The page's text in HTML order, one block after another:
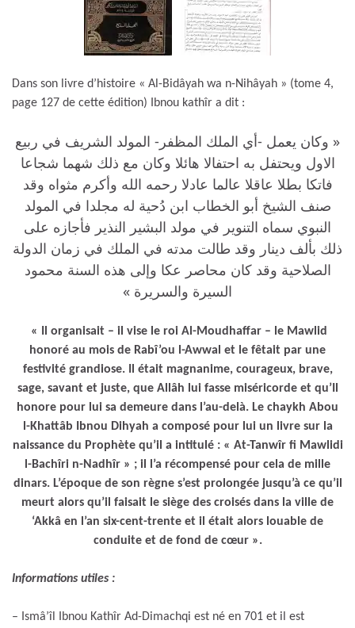
Dans son livre d’histoire « Al-Bidâyah wa n-Nihâyah » (tome 4,
page 127 de cette édition) Ibnou kathîr a dit :
« وكان يعمل -أي الملك المظفر- المولد الشريف في ربيع
الاول ويحتفل به احتفالا هائلا وكان مع ذلك شهما شجاعا
فاتكا بطلا عاقلا عالما عادلا رحمه الله وأكرم مثواه وقد
صنف الشيخ أبو الخطاب ابن دُحية له مجلدا في المولد
النبوي سماه التنوير في مولد البشير النذير فأجازه على
ذلك بألف دينار وقد طالت مدته في الملك في زمان الدولة
الصلاحية وقد كان محاصر عكا وإلى هذه السنة محمود
السيرة والسريرة »
« Il organisait – il vise le roi Al-Moudhaffar – le Mawlid
honoré au mois de Rabî’ou l-Awwal et le fêtait par une
festivité grandiose. Il était magnanime, courageux, brave,
sage, savant et juste, que Allâh lui fasse miséricorde et qu’Il
honore pour lui sa demeure dans l’au-delà. Le chaykh Abou
l-Khattâb Ibnou Dihyah a composé pour lui un livre sur la
naissance du Prophète qu’il a intitulé : « At-Tanwîr fi Mawlidi
l-Bachîri n-Nadhîr » ; il l’a récompensé pour cela de mille
dinars. L’époque de son règne s’est prolongée jusqu’à ce qu’il
meurt alors qu’il faisait le siège des croisés dans la ville de
‘Akkâ en l’an six-cent-trente et il était alors louable de
conduite et de fond de cœur ».
Informations utiles :
– Ismâ’îl Ibnou Kathîr Ad-Dimachqi est né en 701 et il est